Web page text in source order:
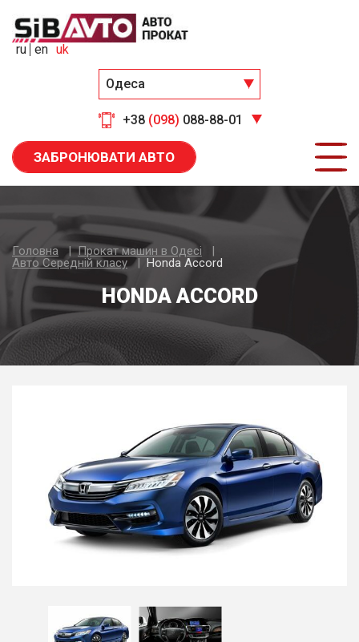
Одеса
+38 (098) 088-88-01
ru en uk
ЗАБРОНЮВАТИ АВТО
Головна
Прокат машин в Одесі
Авто Середнiй класу
Honda Accord
HONDA ACCORD